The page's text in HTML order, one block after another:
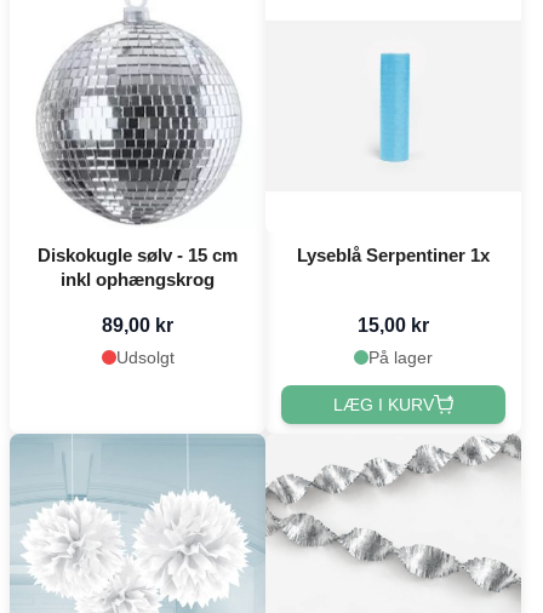
Diskokugle sølv - 15 cm
inkl ophængskrog
89,00 kr
Udsolgt
Lyseblå Serpentiner 1x
15,00 kr
På lager
LÆG I KURV